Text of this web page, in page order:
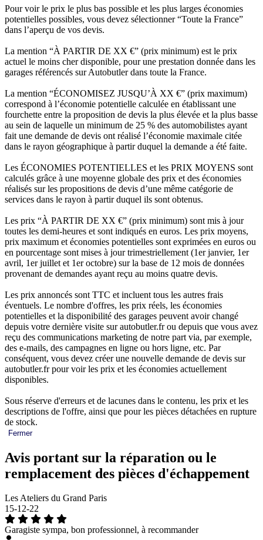
Pour voir le prix le plus bas possible et les plus larges économies
potentielles possibles, vous devez sélectionner “Toute la France”
dans l’aperçu de vos devis.
La mention “À PARTIR DE XX €” (prix minimum) est le prix
actuel le moins cher disponible, pour une prestation donnée dans les
garages référencés sur Autobutler dans toute la France.
La mention “ÉCONOMISEZ JUSQU’À XX €” (prix maximum)
correspond à l’économie potentielle calculée en établissant une
fourchette entre la proposition de devis la plus élevée et la plus basse
au sein de laquelle un minimum de 25 % des automobilistes ayant
fait une demande de devis ont réalisé l’économie maximale citée
dans le rayon géographique à partir duquel la demande a été faite.
Les ÉCONOMIES POTENTIELLES et les PRIX MOYENS sont
calculés grâce à une moyenne globale des prix et des économies
réalisés sur les propositions de devis d’une même catégorie de
services dans le rayon à partir duquel ils sont obtenus.
Les prix “À PARTIR DE XX €” (prix minimum) sont mis à jour
toutes les demi-heures et sont indiqués en euros. Les prix moyens,
prix maximum et économies potentielles sont exprimées en euros ou
en pourcentage sont mises à jour trimestriellement (1er janvier, 1er
avril, 1er juillet et 1er octobre) sur la base de 12 mois de données
provenant de demandes ayant reçu au moins quatre devis.
Les prix annoncés sont TTC et incluent tous les autres frais
éventuels. Le nombre d'offres, les prix réels, les économies
potentielles et la disponibilité des garages peuvent avoir changé
depuis votre dernière visite sur autobutler.fr ou depuis que vous avez
reçu des communications marketing de notre part via, par exemple,
des e-mails, des campagnes en ligne ou hors ligne, etc. Par
conséquent, vous devez créer une nouvelle demande de devis sur
autobutler.fr pour voir les prix et les économies actuellement
disponibles.
Sous réserve d'erreurs et de lacunes dans le contenu, les prix et les
descriptions de l'offre, ainsi que pour les pièces détachées en rupture
de stock.
Fermer
Avis portant sur la réparation ou le
remplacement des pièces d'échappement
Les Ateliers du Grand Paris
15-12-22
Garagiste sympa, bon professionnel, à recommander